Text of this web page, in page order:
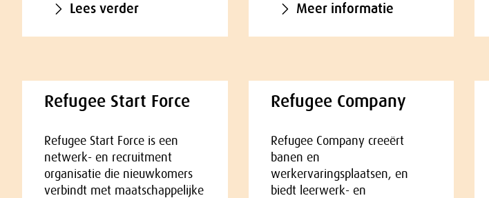
Lees verder Meer informatie
Refugee Start Force
Refugee Start Force is een
netwerk- en recruitment
organisatie die nieuwkomers
verbindt met maatschappelijke
Refugee Company
Refugee Company creeërt
banen en
werkervaringsplaatsen, en
biedt leerwerk- en